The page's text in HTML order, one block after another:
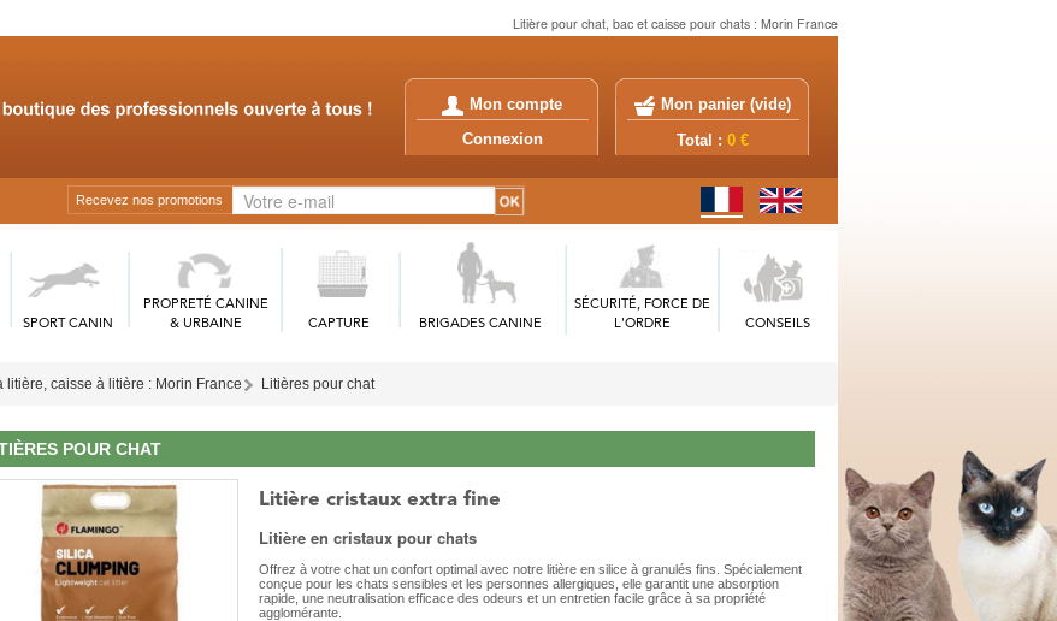
Litière pour chat, bac et caisse pour chats : Morin France
Mon compte
Connexion
Mon panier (vide)
Total : 0 €
Recevez nos promotions
SPORT CANIN
PROPRETÉ CANINE
& URBAINE
CAPTURE BRIGADES CANINE
SÉCURITÉ, FORCE DE
L'ORDRE
CONSEILS
litière, caisse à litière : Morin France Litières pour chat
POUR CHAT
Litière cristaux extra fine
Litière en cristaux pour chats
Offrez à votre chat un confort optimal avec notre litière en silice à granulés fins. Spécialement
conçue pour les chats sensibles et les personnes allergiques, elle garantit une absorption
rapide, une neutralisation efficace des odeurs et un entretien facile grâce à sa propriété
agglomérante.